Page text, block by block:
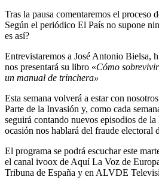
Tras la pausa comentaremos el proceso
Según el periódico El País no supone
es así?
Entrevistaremos a José Antonio Bielsa,
nos presentará su libro «Cómo
un manual de trinchera»
Esta semana volverá a estar con
Parte de la Invasión y, como cada
seguirá contando nuevos episodios de
ocasión nos hablará del fraude electoral
El programa se podrá escuchar este
el canal ivoox de Aquí La Voz de
Tribuna de España y en ALVDE